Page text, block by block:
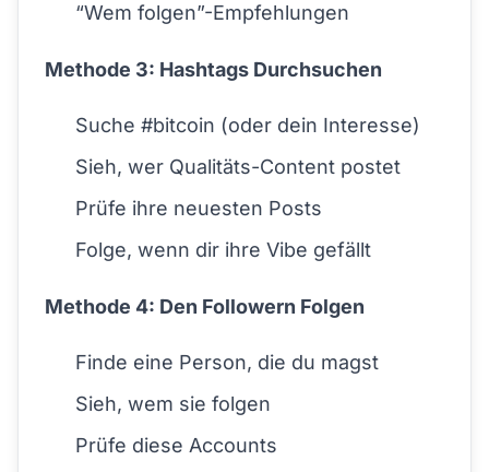
“Wem folgen”-Empfehlungen
Methode 3: Hashtags Durchsuchen
Suche #bitcoin (oder dein Interesse)
Sieh, wer Qualitäts-Content postet
Prüfe ihre neuesten Posts
Folge, wenn dir ihre Vibe gefällt
Methode 4: Den Followern Folgen
Finde eine Person, die du magst
Sieh, wem sie folgen
Prüfe diese Accounts